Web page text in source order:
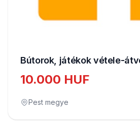
Bútorok, játékok vétele-
10.000 HUF
Pest megye